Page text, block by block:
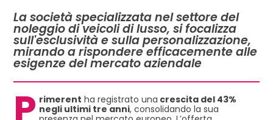
La società specializzata nel settore del
noleggio di veicoli di lusso, si focalizza
sull'esclusività e sulla personalizzazione,
mirando a rispondere efficacemente alle
esigenze del mercato aziendale
P rimerent ha registrato una crescita del 43%
negli ultimi tre anni, consolidando la sua